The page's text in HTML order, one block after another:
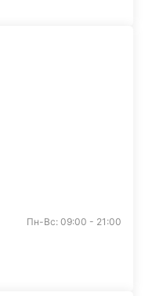
Пн-Вс: 09:00 - 21:00